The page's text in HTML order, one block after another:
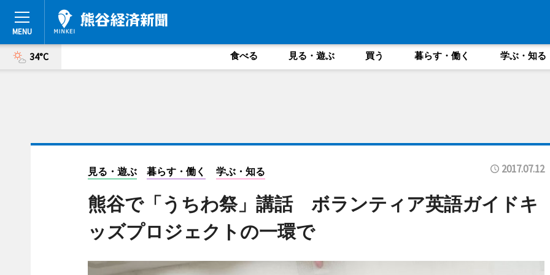
34°C 食べる 見る・遊ぶ 買う 暮らす・働く 学ぶ・知る
見る・遊ぶ 暮らす・働く 学ぶ・知る 2017.07.12
熊谷で「うちわ祭」講話 ボランティア英語ガイドキ
ッズプロジェクトの一環で